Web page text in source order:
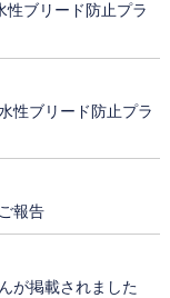
性ブリード防止プラ
性ブリード防止プラ
報告
が掲載されました